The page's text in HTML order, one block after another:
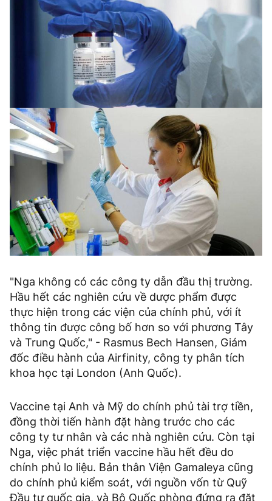
"Nga không có các công ty dẫn đầu thị trường.
Hầu hết các nghiên cứu về dược phẩm được
thực hiện trong các viện của chính phủ, với ít
thông tin được công bố hơn so với phương Tây
và Trung Quốc," - Rasmus Bech Hansen, Giám
đốc điều hành của Airfinity, công ty phân tích
khoa học tại London (Anh Quốc).
Vaccine tại Anh và Mỹ do chính phủ tài trợ tiền,
đồng thời tiến hành đặt hàng trước cho các
công ty tư nhân và các nhà nghiên cứu. Còn tại
Nga, việc phát triển vaccine hầu hết đều do
chính phủ lo liệu. Bản thân Viện Gamaleya cũng
do chính phủ kiểm soát, với nguồn vốn từ Quỹ
Đầu tư quốc gia, và Bộ Quốc phòng đứng ra đặt